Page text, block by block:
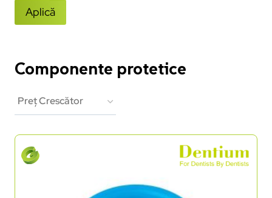
Aplică
Componente protetice